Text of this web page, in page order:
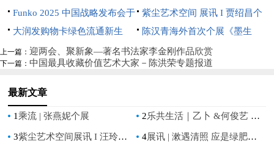
方灵性美学
展“分类绿色低碳，共建地球家
园”垃圾分类宣传活动
Funko 2025 中国战略发布会于
深圳璀璨启航
紫尘艺术空间 展讯 I 贾绍昌个
展《花间术语》
大润发购物卡绿色流通新生
态：京卡收以规范化服务破解资
源浪费难题
陈汉青海外首次个展《墨生
长》亮相新加坡
上一篇： 迎两会、聚新象—著名书法家李金刚作品欣赏
下一篇： 中国最具收藏价值艺术大家－陈洪荣专题报道
最新文章
1乘流 | 张燕妮个展 2乐共生活｜乙卜 &何俊艺 双个展
3紫尘艺术空间展讯 I 汪玲【童境漫游】水彩作品展 4展讯 | 漱遇清照 应是绿肥红瘦——朱曜奎艺术展